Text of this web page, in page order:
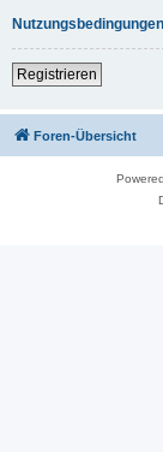
Nutzungsbedingungen
Registrieren
Foren-Übersicht